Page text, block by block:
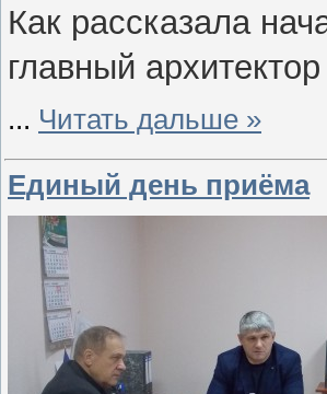
Как рассказала
главный
... Читать дальше »
Единый день приёма